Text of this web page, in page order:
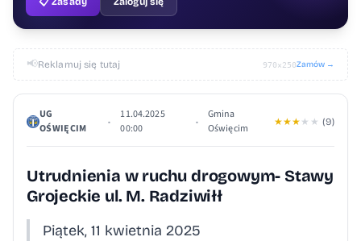
📢Reklamuj się tutaj 970×250Zamów →
UG
OŚWIĘCIM
•
11.04.2025
00:00
•
Gmina
Oświęcim
★★★ ★ ★ (9)
Utrudnienia w ruchu drogowym- Stawy
Grojeckie ul. M. Radziwiłł
Piątek, 11 kwietnia 2025